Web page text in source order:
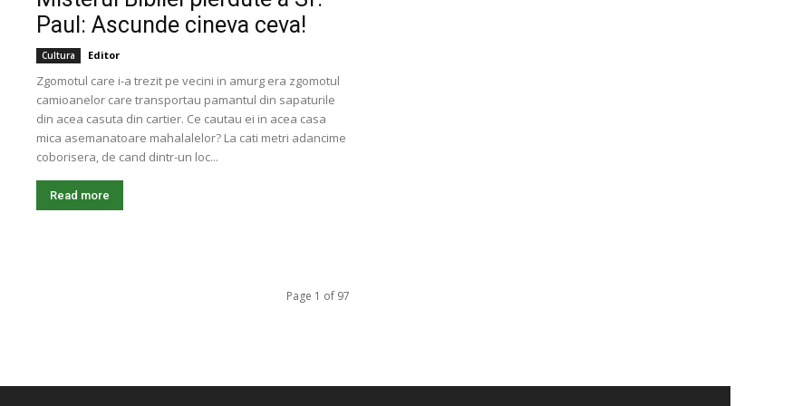
Paul: Ascunde cineva ceva!
Cultura Editor
Zgomotul care i-a trezit pe vecini in amurg era zgomotul
camioanelor care transportau pamantul din sapaturile
din acea casuta din cartier. Ce cautau ei in acea casa
mica asemanatoare mahalalelor? La cati metri adancime
coborisera, de cand dintr-un loc...
Read more
Page 1 of 97